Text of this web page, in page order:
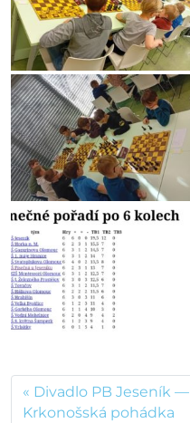
Divadlo PB Jeseník —
Krkonošská pohádka